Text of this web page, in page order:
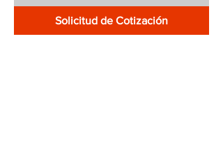
Solicitud de Cotización